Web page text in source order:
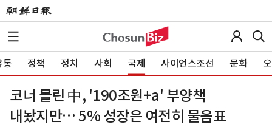
통 정책 정치 사회 국제 사이언스조선 문화
코너 몰린 中, '190조원+a' 부양책
내놨지만… 5% 성장은 여전히 물음표